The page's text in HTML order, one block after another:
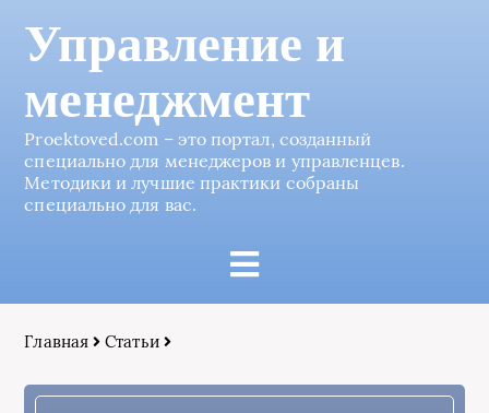
Управление и
менеджмент
Proektoved.com – это портал, созданный
специально для менеджеров и управленцев.
Методики и лучшие практики собраны
специально для вас.
Главная Статьи